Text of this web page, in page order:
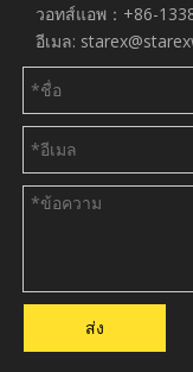
วอทส์แอพ：+86-
อีเมล:
ส่ง